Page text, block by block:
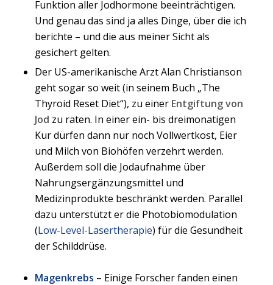
Funktion aller Jodhormone beeinträchtigen.
Und genau das sind ja alles Dinge, über die ich
berichte – und die aus meiner Sicht als
gesichert gelten.
Der US-amerikanische Arzt Alan Christianson
geht sogar so weit (in seinem Buch „The
Thyroid Reset Diet“), zu einer Entgiftung von
Jod zu raten. In einer ein- bis dreimonatigen
Kur dürfen dann nur noch Vollwertkost, Eier
und Milch von Biohöfen verzehrt werden.
Außerdem soll die Jodaufnahme über
Nahrungsergänzungsmittel und
Medizinprodukte beschränkt werden. Parallel
dazu unterstützt er die Photobiomodulation
(Low-Level-Lasertherapie) für die Gesundheit
der Schilddrüse.
Magenkrebs – Einige Forscher fanden einen